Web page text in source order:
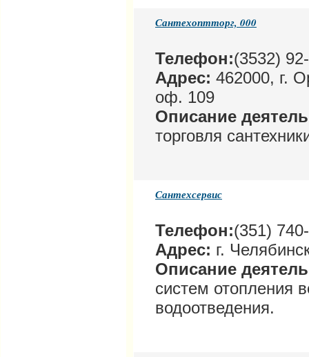
Сантехоптторг, 000
Телефон:(3532)
Адрес: 462000, г.
оф. 109
Описание
торговля
Сантехсервис
Телефон:(351)
Адрес: г.
Описание
систем отопления
водоотведения.